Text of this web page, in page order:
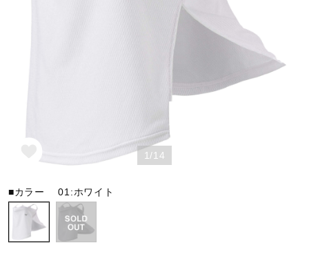
バレーボール
テニス／ソフトテニス
1/14
■カラー01:ホワイト